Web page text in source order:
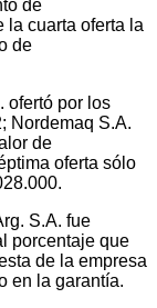
de
la cuarta oferta la
de
ofertó por los
Nordemaq S.A.
de
oferta sólo
S.A. fue
porcentaje que
de la empresa
en la garantía.